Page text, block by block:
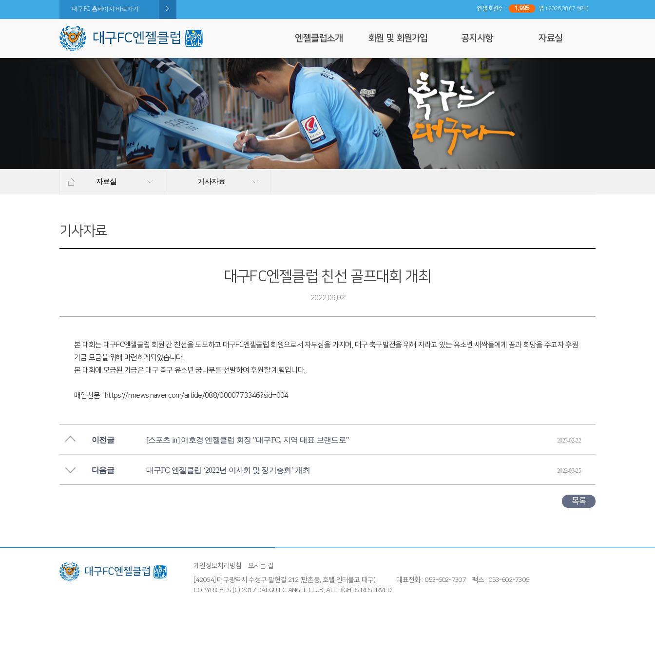
대구FC 홈페이지 바로가기 엔젤 회원수 : 1,995 명 ( 2026.08.07 현재 )
엔젤클럽소개
회장 인사말
엔젤클럽이란
클럽 조직도
찾아오시는길
회원 및 회원가입
회원가입
회원명부
이 달의 엔젤
공지사항
공지사항
행사일정
자료실
자료실 기사자료
기사자료
대구FC엔젤클럽 친선 골프대회 개최
2022.09.02
본 대회는 대구FC엔젤클럽 회원 간 친선을 도모하고 대구FC엔젤클럽 회원으로서 자부심을 가지며, 대구 축구발전을 위해 자라고 있는 유소년 새싹들에게 꿈과 희망을 주고자 후원
기금 모금을 위해 마련하게되었습니다.
본 대회에 모금된 기금은 대구 축구 유소년 꿈나무를 선발하여 후원할 계획입니다.
매일신문 : https://n.news.naver.com/article/088/0000773346?sid=004
이전글 [스포츠 in] 이호경 엔젤클럽 회장 "대구FC, 지역 대표 브랜드로" 2023-02-22
다음글 대구FC 엔젤클럽 ‘2022년 이사회 및 정기총회’ 개최 2022-03-25
목록
개인정보처리방침
오시는 길
[42064] 대구광역시 수성구 팔현길 212 (만촌동, 호텔 인터불고 대구)
대표전화 : 053-602-7307
팩스 : 053-602-7306
COPYRIGHTS (C) 2017 DAEGU FC ANGEL CLUB. ALL RIGHTS RESERVED.